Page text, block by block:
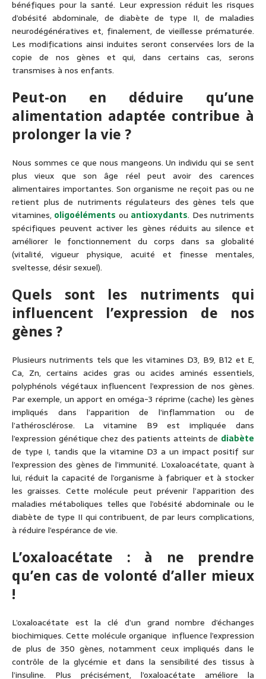
bénéfiques pour la santé. Leur expression réduit les risques
d’obésité abdominale, de diabète de type II, de maladies
neurodégénératives et, finalement, de vieillesse prématurée.
Les modifications ainsi induites seront conservées lors de la
copie de nos gènes et qui, dans certains cas, serons
transmises à nos enfants.
Peut-on en déduire qu’une
alimentation adaptée contribue à
prolonger la vie ?
Nous sommes ce que nous mangeons. Un individu qui se sent
plus vieux que son âge réel peut avoir des carences
alimentaires importantes. Son organisme ne reçoit pas ou ne
retient plus de nutriments régulateurs des gènes tels que
vitamines, oligoéléments ou antioxydants. Des nutriments
spécifiques peuvent activer les gènes réduits au silence et
améliorer le fonctionnement du corps dans sa globalité
(vitalité, vigueur physique, acuité et finesse mentales,
sveltesse, désir sexuel).
Quels sont les nutriments qui
influencent l’expression de nos
gènes ?
Plusieurs nutriments tels que les vitamines D3, B9, B12 et E,
Ca, Zn, certains acides gras ou acides aminés essentiels,
polyphénols végétaux influencent l’expression de nos gènes.
Par exemple, un apport en oméga-3 réprime (cache) les gènes
impliqués dans l’apparition de l’inflammation ou de
l’athérosclérose. La vitamine B9 est impliquée dans
l’expression génétique chez des patients atteints de diabète
de type I, tandis que la vitamine D3 a un impact positif sur
l’expression des gènes de l’immunité. L’oxaloacétate, quant à
lui, réduit la capacité de l’organisme à fabriquer et à stocker
les graisses. Cette molécule peut prévenir l’apparition des
maladies métaboliques telles que l’obésité abdominale ou le
diabète de type II qui contribuent, de par leurs complications,
à réduire l’espérance de vie.
L’oxaloacétate : à ne prendre
qu’en cas de volonté d’aller mieux
!
L’oxaloacétate est la clé d’un grand nombre d’échanges
biochimiques. Cette molécule organique influence l’expression
de plus de 350 gènes, notamment ceux impliqués dans le
contrôle de la glycémie et dans la sensibilité des tissus à
l’insuline. Plus précisément, l’oxaloacétate améliore la